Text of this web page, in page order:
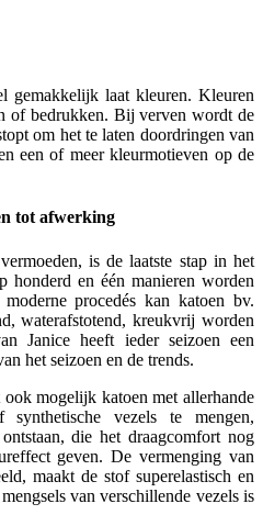
gemakkelijk laat kleuren. Kleuren
of bedrukken. Bij verven wordt de
om het te laten doordringen van
een of meer kleurmotieven op de
tot afwerking
is de laatste stap in het
honderd en één manieren worden
procedés kan katoen bv.
waterafstotend, kreukvrij worden
Janice heeft ieder seizoen een
het seizoen en de trends.
mogelijk katoen met allerhande
vezels te mengen,
die het draagcomfort nog
geven. De vermenging van
maakt de stof superelastisch en
van verschillende vezels is